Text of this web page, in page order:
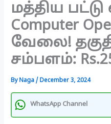
மத்திய
Computer
வேலை!
சம்பளம்:
ByNaga/December 3, 2024
WhatsApp Channel